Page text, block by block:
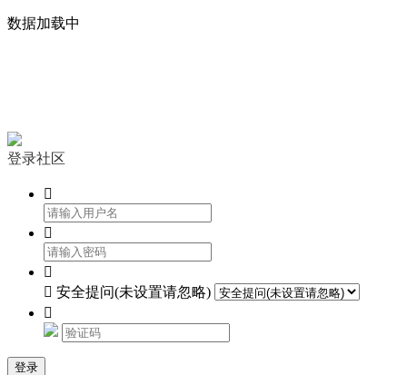
数据加载中
登录社区



 安全提问(未设置请忽略)

登录